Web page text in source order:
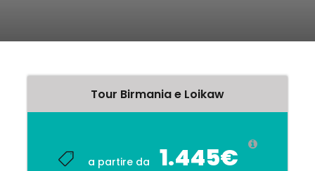
Tour Birmania e Loikaw
a partire da 1.445€